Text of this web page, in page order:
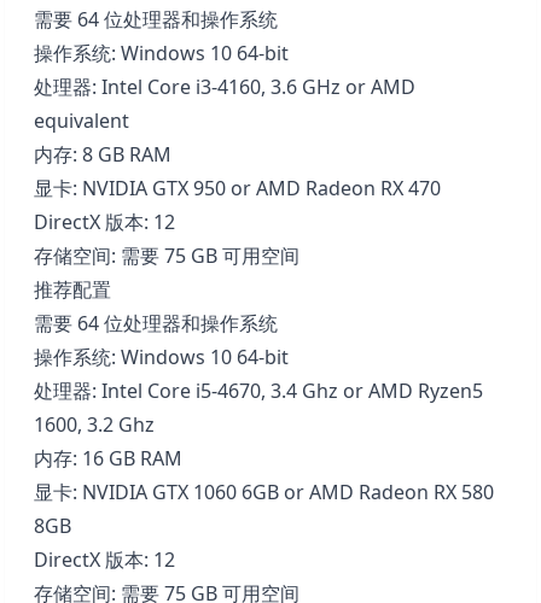
需要 64 位处理器和操作系统
操作系统: Windows 10 64-bit
处理器: Intel Core i3-4160, 3.6 GHz or AMD
equivalent
内存: 8 GB RAM
显卡: NVIDIA GTX 950 or AMD Radeon RX 470
DirectX 版本: 12
存储空间: 需要 75 GB 可用空间
推荐配置
需要 64 位处理器和操作系统
操作系统: Windows 10 64-bit
处理器: Intel Core i5-4670, 3.4 Ghz or AMD Ryzen5
1600, 3.2 Ghz
内存: 16 GB RAM
显卡: NVIDIA GTX 1060 6GB or AMD Radeon RX 580
8GB
DirectX 版本: 12
存储空间: 需要 75 GB 可用空间